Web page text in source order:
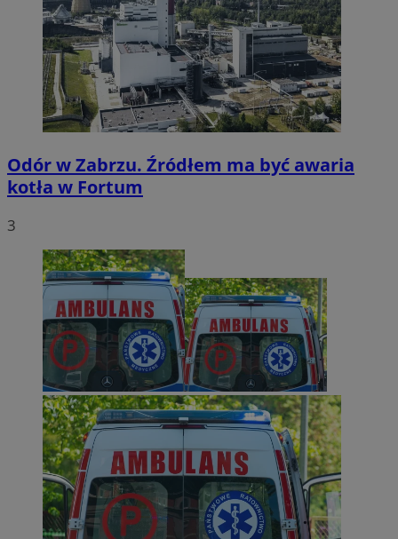
Odór w Zabrzu. Źródłem ma być awaria
kotła w Fortum
3